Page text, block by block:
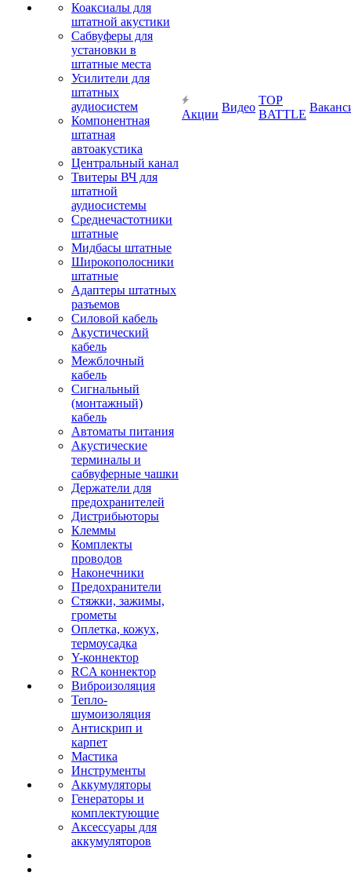
Коаксиалы для
штатной акустики
Сабвуферы для
установки в
штатные места
Усилители для
штатных
аудиосистем
Компонентная
штатная
автоакустика
Центральный канал
Твитеры ВЧ для
штатной
аудиосистемы
Среднечастотники
штатные
Мидбасы штатные
Широкополосники
штатные
Адаптеры штатных
разъемов
Силовой кабель
Акустический
кабель
Межблочный
кабель
Сигнальный
(монтажный)
кабель
Автоматы питания
Акустические
терминалы и
сабвуферные чашки
Держатели для
предохранителей
Дистрибьюторы
Клеммы
Комплекты
проводов
Наконечники
Предохранители
Стяжки, зажимы,
грометы
Оплетка, кожух,
термоусадка
Y-коннектор
RCA коннектор
Виброизоляция
Тепло-
шумоизоляция
Антискрип и
карпет
Мастика
Инструменты
Аккумуляторы
Генераторы и
комплектующие
Аксессуары для
аккумуляторов
Акции
Видео
TOP
BATTLE